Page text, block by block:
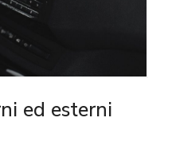
ed esterni